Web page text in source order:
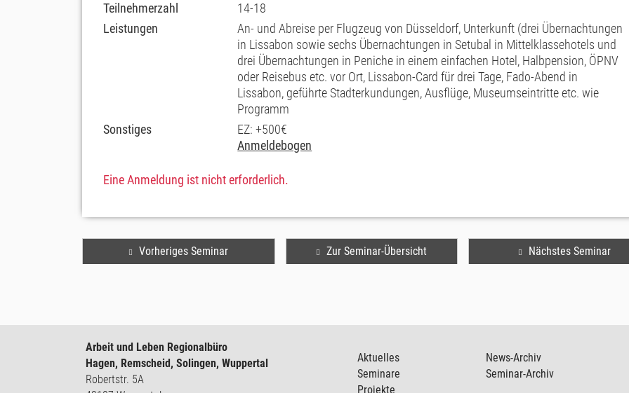
Teilnehmerzahl
14-18
Leistungen
An- und Abreise per Flugzeug von Düsseldorf, Unterkunft (drei Übernachtungen
in Lissabon sowie sechs Übernachtungen in Setubal in Mittelklassehotels und
drei Übernachtungen in Peniche in einem einfachen Hotel, Halbpension, ÖPNV
oder Reisebus etc. vor Ort, Lissabon-Card für drei Tage, Fado-Abend in
Lissabon, geführte Stadterkundungen, Ausflüge, Museumseintritte etc. wie
Programm
Sonstiges
EZ: +500€
Anmeldebogen
Eine Anmeldung ist nicht erforderlich.
Vorheriges Seminar Zur Seminar-Übersicht Nächstes Seminar
Arbeit und Leben Regionalbüro
Hagen, Remscheid, Solingen, Wuppertal
Robertstr. 5A
Aktuelles
Seminare
Projekte
News-Archiv
Seminar-Archiv